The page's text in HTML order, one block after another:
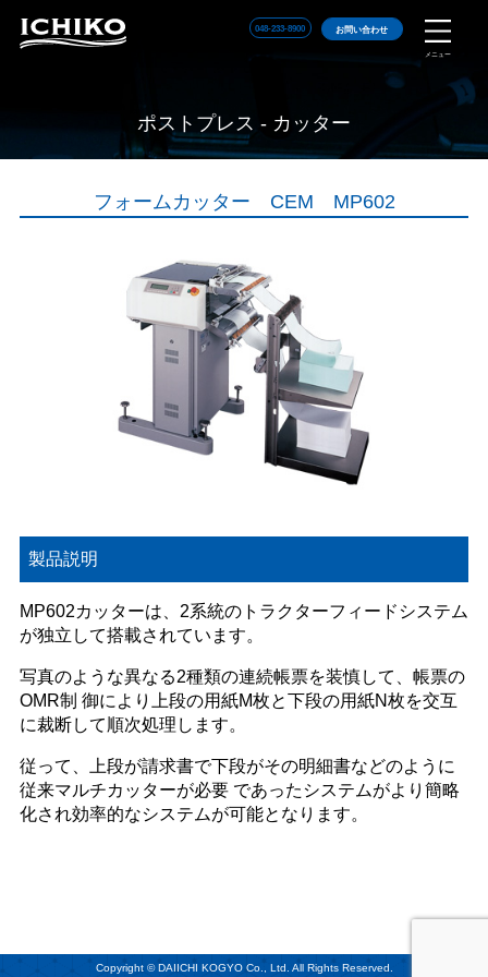
048-233-8900 お問い合わせ
メニュー
ポストプレス - カッター
フォームカッター CEM MP602
製品説明
MP602カッターは、2系統のトラクターフィードシステム
が独立して搭載されています。
写真のような異なる2種類の連続帳票を装慎して、帳票の
OMR制 御により上段の用紙M枚と下段の用紙N枚を交互
に裁断して順次処理します。
従って、上段が請求書で下段がその明細書などのように
従来マルチカッターが必要 であったシステムがより簡略
化され効率的なシステムが可能となります。
Copyright © DAIICHI KOGYO Co., Ltd. All Rights Reserved.